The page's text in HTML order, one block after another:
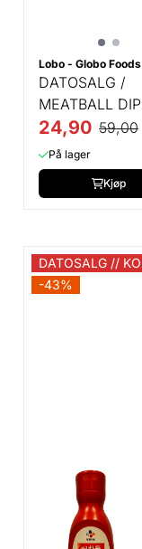
Lobo - Globo Foods
DATOSALG /
MEATBALL
SAUCE - 220
24,90 59,00
På lager
Kjøp
DATOSALG //
-43%